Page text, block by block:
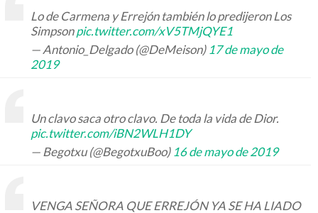
Lo de Carmena y Errejón también lo predijeron Los
Simpsonpic.twitter.com/xV5TMjQYE1
— Antonio_Delgado (@DeMeison) 17 de mayo de
2019
Un clavo saca otro clavo. De toda la vida de Dior.
pic.twitter.com/iBN2WLH1DY
— Begotxu (@BegotxuBoo) 16 de mayo de 2019
VENGA SEÑORA QUE ERREJÓN YA SE HA LIADO